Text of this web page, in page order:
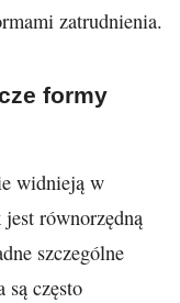
zatrudnienia.
formy
widnieją w
równorzędną
szczególne
są często